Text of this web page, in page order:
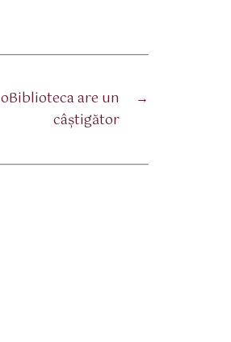
→
are un
câştigător